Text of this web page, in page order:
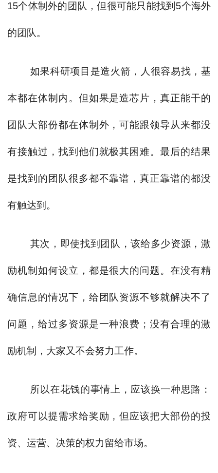
15个体制外的团队，但很可能只能找到5个海外
的团队。
如果科研项目是造火箭，人很容易找，基
本都在体制内。但如果是造芯片，真正能干的
团队大部份都在体制外，可能跟领导从来都没
有接触过，找到他们就极其困难。最后的结果
是找到的团队很多都不靠谱，真正靠谱的都没
有触达到。
其次，即使找到团队，该给多少资源，激
励机制如何设立，都是很大的问题。在没有精
确信息的情况下，给团队资源不够就解决不了
问题，给过多资源是一种浪费；没有合理的激
励机制，大家又不会努力工作。
所以在花钱的事情上，应该换一种思路：
政府可以提需求给奖励，但应该把大部份的投
资、运营、决策的权力留给市场。